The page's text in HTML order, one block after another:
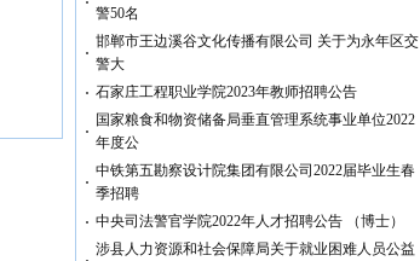
警50名
邯郸市王边溪谷文化传播有限公司 关于为永年区交
警大
石家庄工程职业学院2023年教师招聘公告
国家粮食和物资储备局垂直管理系统事业单位2022
年度公
中铁第五勘察设计院集团有限公司2022届毕业生春
季招聘
中央司法警官学院2022年人才招聘公告 （博士）
涉县人力资源和社会保障局关于就业困难人员公益